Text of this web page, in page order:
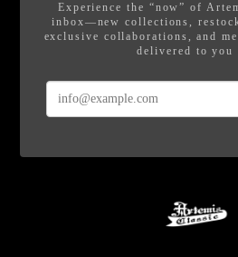
Experience the “now” of
inbox—new collections,
exclusive collaborations, and
delivered to